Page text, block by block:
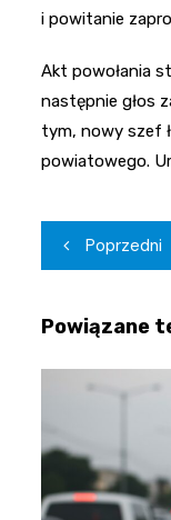
i powitanie
Akt powołania
następnie głos
tym, nowy szef
powiatowego.
wpisu
Poprzedni
Powiązane